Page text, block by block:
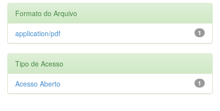
Formato do Arquivo
1
application/pdf
Tipo de Acesso
1
Acesso Aberto